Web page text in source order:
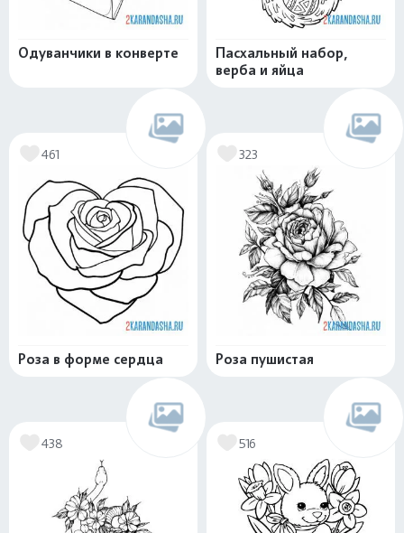
Одуванчики в конверте
Пасхальный набор,
верба и яйца
461
Роза в форме сердца
323
Роза пушистая
438 516